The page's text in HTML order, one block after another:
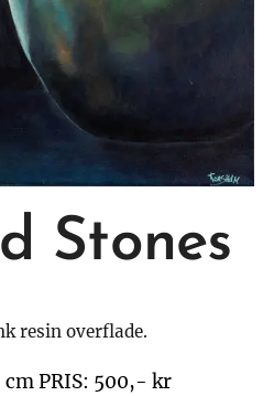
Stones
resin overflade.
cmPRIS: 500,- kr